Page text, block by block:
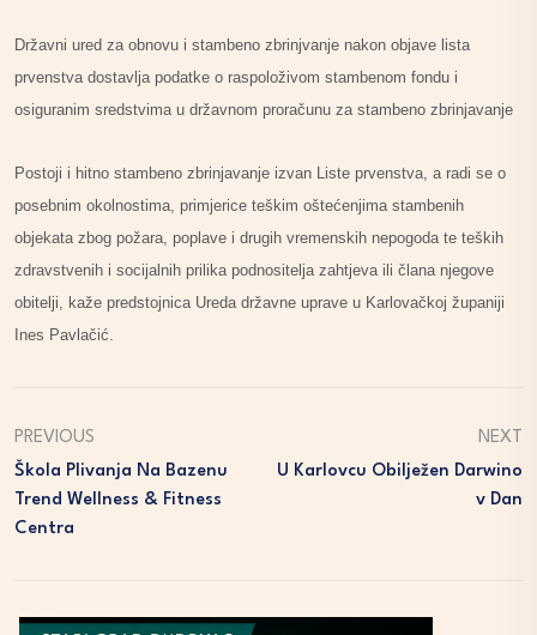
Državni ured za obnovu i stambeno zbrinjvanje nakon objave lista
prvenstva dostavlja podatke o raspoloživom stambenom fondu i
osiguranim sredstvima u državnom proračunu za stambeno zbrinjavanje
Postoji i hitno stambeno zbrinjavanje izvan Liste prvenstva, a radi se o
posebnim okolnostima, primjerice teškim oštećenjima stambenih
objekata zbog požara, poplave i drugih vremenskih nepogoda te teških
zdravstvenih i socijalnih prilika podnositelja zahtjeva ili člana njegove
obitelji, kaže predstojnica Ureda državne uprave u Karlovačkoj županiji
Ines Pavlačić.
PREVIOUS
Škola Plivanja Na Bazenu
Trend Wellness & Fitness
Centra
NEXT
U Karlovcu Obilježen Darwino
V Dan